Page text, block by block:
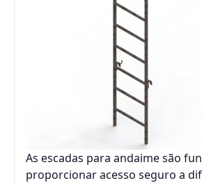
As escadas para andaime são
proporcionar acesso seguro a